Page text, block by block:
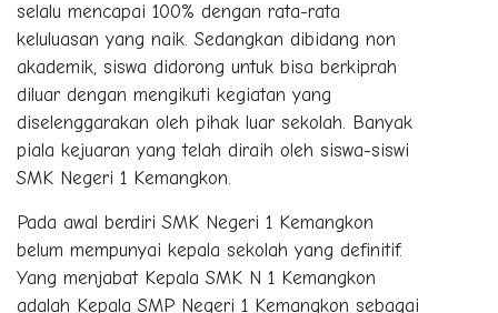
selalu mencapai 100% dengan rata-rata
keluluasan yang naik. Sedangkan dibidang non
akademik, siswa didorong untuk bisa berkiprah
diluar dengan mengikuti kegiatan yang
diselenggarakan oleh pihak luar sekolah. Banyak
piala kejuaran yang telah diraih oleh siswa-siswi
SMK Negeri 1 Kemangkon.
Pada awal berdiri SMK Negeri 1 Kemangkon
belum mempunyai kepala sekolah yang definitif.
Yang menjabat Kepala SMK N 1 Kemangkon
adalah Kepala SMP Negeri 1 Kemangkon sebagai